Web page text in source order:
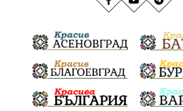
медии